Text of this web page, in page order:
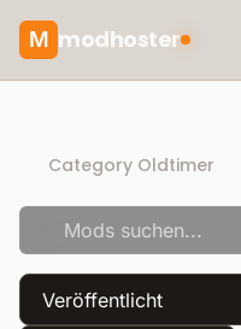
M modhoster
Category Oldtimer